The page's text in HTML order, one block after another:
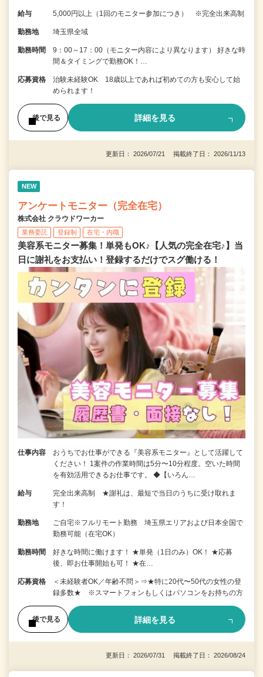
給与 5,000円以上（1回のモニター参加につき） ※完全出来高制
勤務地 埼玉県全域
勤務時間
9：00～17：00（モニター内容により異なります） 好きな時
間＆タイミングで勤務OK！…
応募資格
治験未経験OK 18歳以上であれば初めての方も安心して始
められます！
後で見る 詳細を見る
更新日： 2026/07/21 掲載終了日： 2026/11/13
NEW
アンケートモニター（完全在宅）
株式会社 クラウドワーカー
業務委託 登録制 在宅・内職
美容系モニター募集！単発もOK♪【人気の完全在宅♪】当
日に謝礼をお支払い！登録するだけでスグ働ける！
仕事内容
おうちでお仕事ができる『美容系モニター』として活躍して
ください！ 1案件の作業時間は5分〜10分程度。空いた時間
を有効活用できるお仕事です。 ◆【いろん…
給与
完全出来高制 ★謝礼は、最短で当日のうちに受け取れま
す！
勤務地
ご自宅※フルリモート勤務 埼玉県エリアおよび日本全国で
勤務可能（在宅OK）
勤務時間
好きな時間に働けます！ ★単発（1日のみ）OK！ ★応募
後、即お仕事開始も可！ ★在…
応募資格
＜未経験者OK／年齢不問＞⇒★特に20代〜50代の女性の登
録多数★ ※スマートフォンもしくはパソコンをお持ちの方
後で見る 詳細を見る
更新日： 2026/07/31 掲載終了日： 2026/08/24